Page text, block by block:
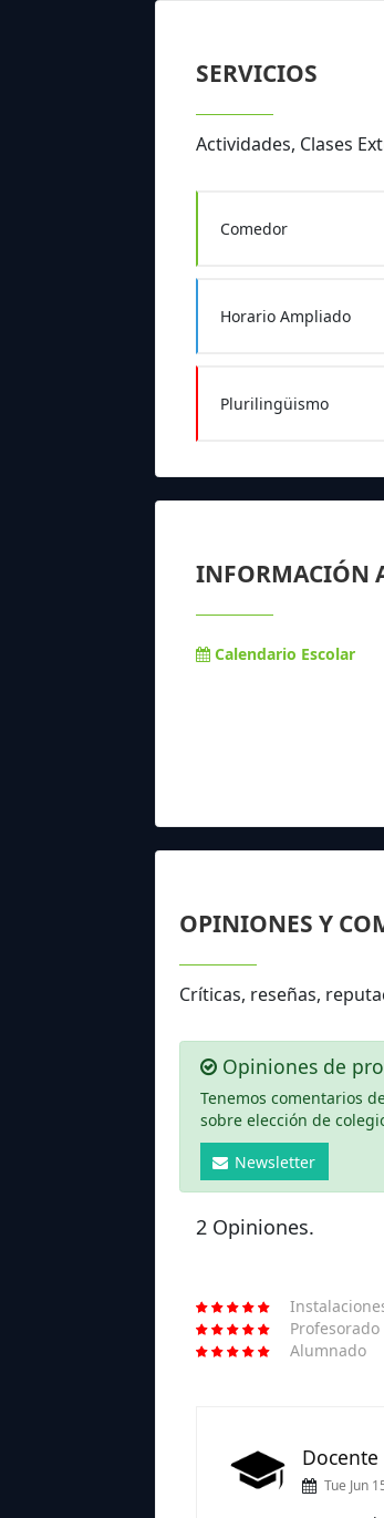
SERVICIOS
Actividades, Clases
Comedor
Horario Ampliado
Plurilingüismo
INFORMACIÓN
Calendario Escolar
OPINIONES Y
Críticas, reseñas,
Opiniones de
Tenemos comentarios
sobre elección de
Newsletter
2 Opiniones.
Profesorado
Alumnado
Tue Jun